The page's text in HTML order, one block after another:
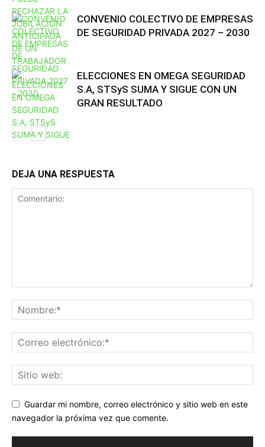
CONVENIO COLECTIVO DE EMPRESAS
DE SEGURIDAD PRIVADA 2027 – 2030
ELECCIONES EN OMEGA SEGURIDAD
S.A, STSyS SUMA Y SIGUE CON UN
GRAN RESULTADO
DEJA UNA RESPUESTA
Guardar mi nombre, correo electrónico y sitio web en este
navegador la próxima vez que comente.